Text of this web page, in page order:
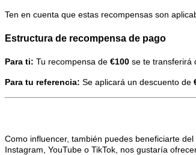
Ten en cuenta que estas recompensas son
Estructura de recompensa de pago
Para ti: Tu recompensa de €100 se te transferirá
Para tu referencia: Se aplicará un descuento de
Como influencer, también puedes beneficiarte
Instagram, YouTube o TikTok, nos gustaría